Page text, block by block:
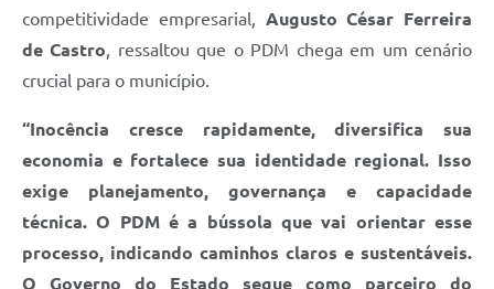
competitividade empresarial, Augusto César Ferreira
de Castro, ressaltou que o PDM chega em um cenário
crucial para o município.
“Inocência cresce rapidamente, diversifica sua
economia e fortalece sua identidade regional. Isso
exige planejamento, governança e capacidade
técnica. O PDM é a bússola que vai orientar esse
processo, indicando caminhos claros e sustentáveis.
O Governo do Estado segue como parceiro do